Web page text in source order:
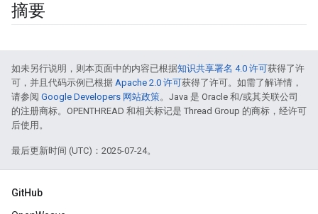
摘要
如未另行说明，则本页面中的内容已根据知识共享署名 4.0 许可获得了许
可，并且代码示例已根据 Apache 2.0 许可获得了许可。如需了解详情，
请参阅 Google Developers 网站政策。Java 是 Oracle 和/或其关联公司
的注册商标。OPENTHREAD 和相关标记是 Thread Group 的商标，经许可
后使用。
最后更新时间 (UTC)：2025-07-24。
GitHub